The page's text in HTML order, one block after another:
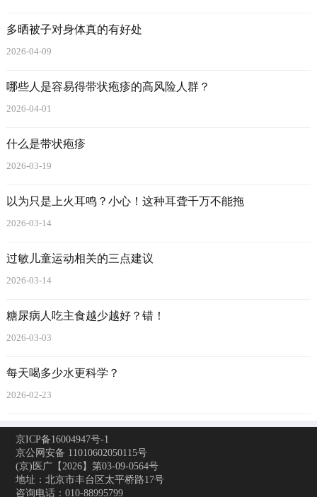
多晒被子对身体真的有好处
2026-04-09
哪些人是容易得带状疱疹的高风险人群？
2026-04-01
什么是带状疱疹
2026-03-19
以为只是上火耳鸣？小心！这种耳聋千万不能拖
2026-03-14
过敏儿童运动相关的三点建议
2026-03-14
糖尿病人吃主食越少越好？错！
2026-03-03
每天喝多少水更科学？
2026-02-23
京ICP备16004947号-1
京公网安备 11010602050115号
(京)医广【2026】第03-09-0564号
地址：北京市丰台区太平桥路17号
咨询电话：010-88995799